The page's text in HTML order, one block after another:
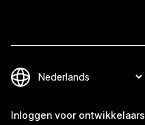
Inloggen voor ontwikkelaars